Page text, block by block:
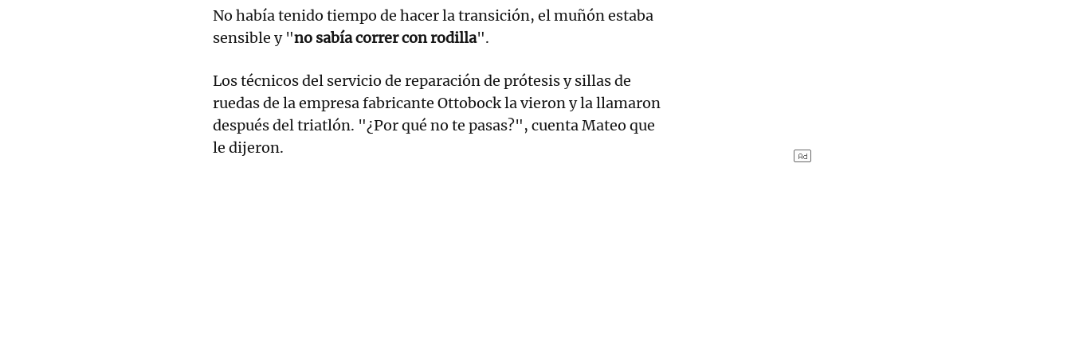
No había tenido tiempo de hacer la transición, el muñón estaba
sensible y "no sabía correr con rodilla".
Los técnicos del servicio de reparación de prótesis y sillas de
ruedas de la empresa fabricante Ottobock la vieron y la llamaron
después del triatlón. "¿Por qué no te pasas?", cuenta Mateo que
le dijeron.